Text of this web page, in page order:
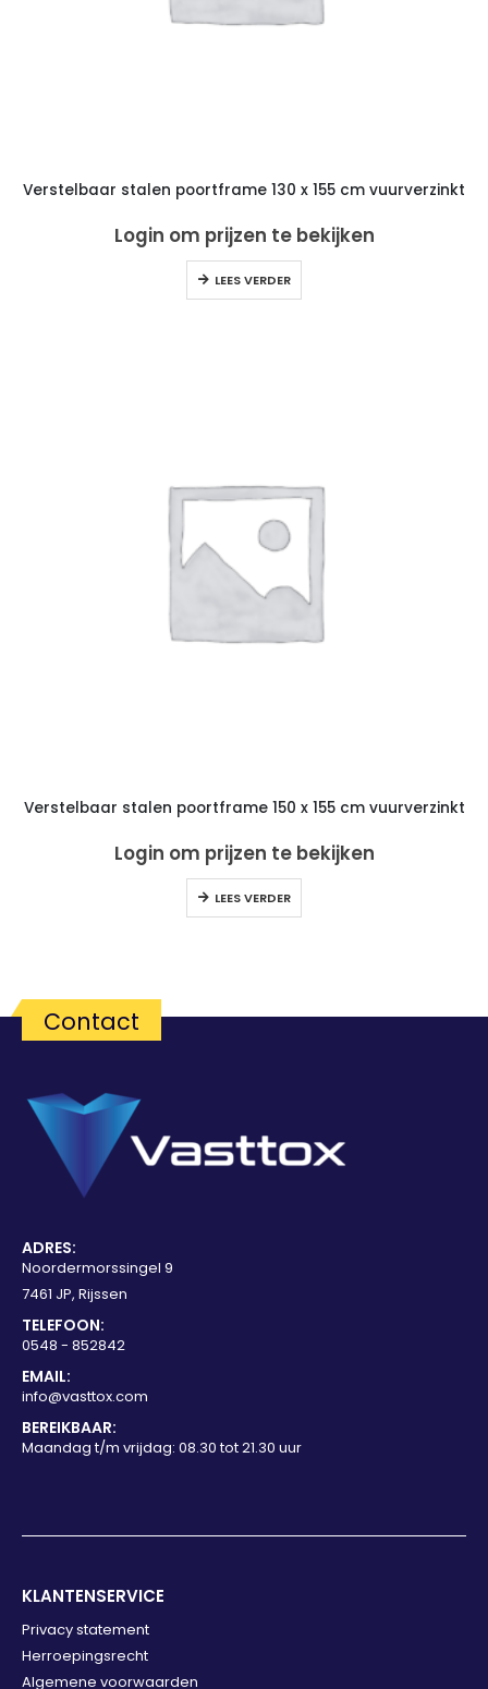
Verstelbaar stalen poortframe 130 x 155 cm vuurverzinkt
Login om prijzen te bekijken
LEES VERDER
Verstelbaar stalen poortframe 150 x 155 cm vuurverzinkt
Login om prijzen te bekijken
LEES VERDER
Contact
ADRES:
Noordermorssingel 9
7461 JP, Rijssen
TELEFOON:
0548 - 852842
EMAIL:
info@vasttox.com
BEREIKBAAR:
Maandag t/m vrijdag: 08.30 tot 21.30 uur
KLANTENSERVICE
Privacy statement
Herroepingsrecht
Algemene voorwaarden